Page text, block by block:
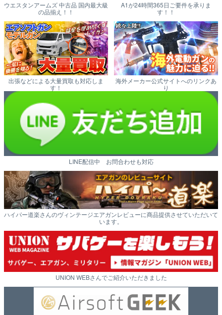
ウエスタンアームズ 中古品 国内最大級
の品揃え！！
A1が24時間365日ご要件を承りま
す！！
出張などによる大量買取も対応しま
す！
海外メーカー公式サイトへのリンクあ
り
LINE配信中 お問合わせも対応
ハイパー道楽さんのヴィンテージエアガンレビューに商品提供させていただいて
います。
UNION WEBさんでご紹介いただきました